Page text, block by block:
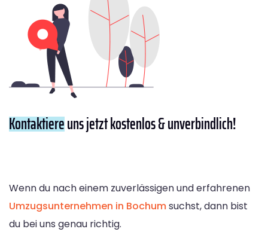
Kontaktiereuns jetzt kostenlos & unverbindlich!
Wenn du nach einem zuverlässigen und erfahrenen
Umzugsunternehmen in Bochumsuchst, dann bist
du bei uns genau richtig.